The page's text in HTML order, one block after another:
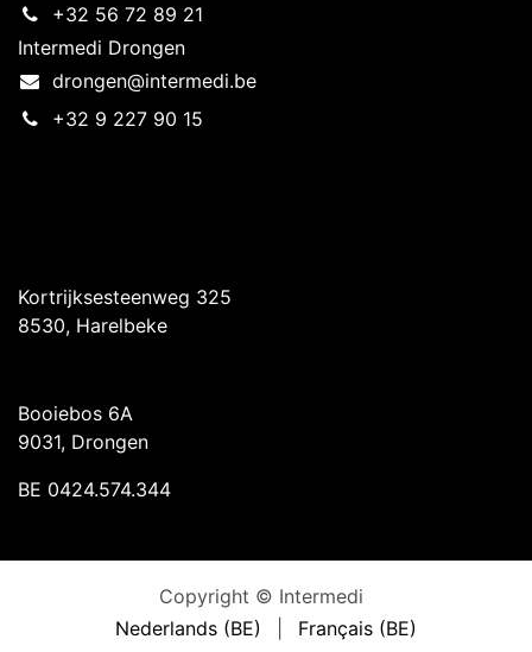
+32 56 72 89 21
Intermedi Drongen
drongen@intermedi.be
+32 9 227 90 15
Kortrijksesteenweg 325
8530, Harelbeke
Booiebos 6A
9031, Drongen
BE 0424.574.344
Copyright © Intermedi
Nederlands (BE)
Français (BE)